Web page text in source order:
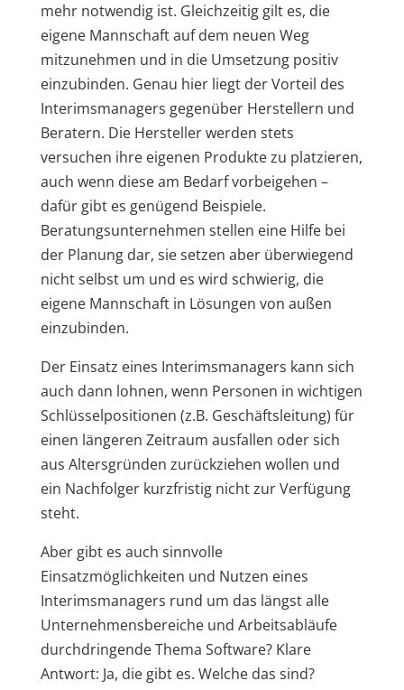
mehr notwendig ist. Gleichzeitig gilt es, die
eigene Mannschaft auf dem neuen Weg
mitzunehmen und in die Umsetzung positiv
einzubinden. Genau hier liegt der Vorteil des
Interimsmanagers gegenüber Herstellern und
Beratern. Die Hersteller werden stets
versuchen ihre eigenen Produkte zu platzieren,
auch wenn diese am Bedarf vorbeigehen –
dafür gibt es genügend Beispiele.
Beratungsunternehmen stellen eine Hilfe bei
der Planung dar, sie setzen aber überwiegend
nicht selbst um und es wird schwierig, die
eigene Mannschaft in Lösungen von außen
einzubinden.
Der Einsatz eines Interimsmanagers kann sich
auch dann lohnen, wenn Personen in wichtigen
Schlüsselpositionen (z.B. Geschäftsleitung) für
einen längeren Zeitraum ausfallen oder sich
aus Altersgründen zurückziehen wollen und
ein Nachfolger kurzfristig nicht zur Verfügung
steht.
Aber gibt es auch sinnvolle
Einsatzmöglichkeiten und Nutzen eines
Interimsmanagers rund um das längst alle
Unternehmensbereiche und Arbeitsabläufe
durchdringende Thema Software? Klare
Antwort: Ja, die gibt es. Welche das sind?